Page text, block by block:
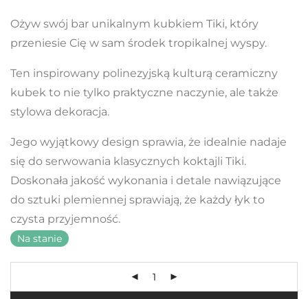
Ożyw swój bar unikalnym kubkiem Tiki, który
przeniesie Cię w sam środek tropikalnej wyspy.
Ten inspirowany polinezyjską kulturą ceramiczny
kubek to nie tylko praktyczne naczynie, ale także
stylowa dekoracja.
Jego wyjątkowy design sprawia, że idealnie nadaje
się do serwowania klasycznych koktajli Tiki.
Doskonała jakość wykonania i detale nawiązujące
do sztuki plemiennej sprawiają, że każdy łyk to
czysta przyjemność.
Na stanie